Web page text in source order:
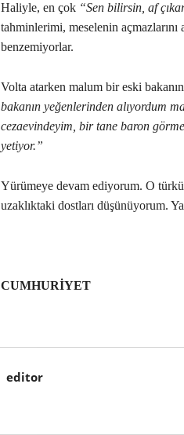
Haliyle, en çok “Sen bilirsin, af
tahminlerimi, meselenin açmazlarını
benzemiyorlar.
Volta atarken malum bir eski
bakanın yeğenlerinden alıyordum
cezaevindeyim, bir tane baron
yetiyor.”
Yürümeye devam ediyorum. O
uzaklıktaki dostları düşünüyorum.
CUMHURİYET
editor